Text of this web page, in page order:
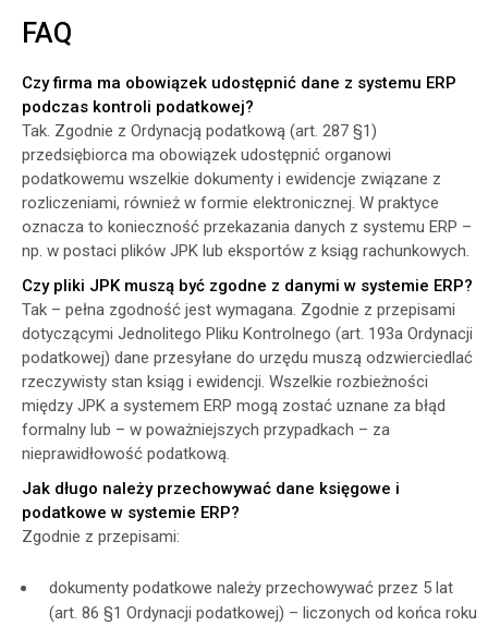
FAQ
Czy firma ma obowiązek udostępnić dane z systemu ERP
podczas kontroli podatkowej?
Tak. Zgodnie z Ordynacją podatkową (art. 287 §1)
przedsiębiorca ma obowiązek udostępnić organowi
podatkowemu wszelkie dokumenty i ewidencje związane z
rozliczeniami, również w formie elektronicznej. W praktyce
oznacza to konieczność przekazania danych z systemu ERP –
np. w postaci plików JPK lub eksportów z ksiąg rachunkowych.
Czy pliki JPK muszą być zgodne z danymi w systemie ERP?
Tak – pełna zgodność jest wymagana. Zgodnie z przepisami
dotyczącymi Jednolitego Pliku Kontrolnego (art. 193a Ordynacji
podatkowej) dane przesyłane do urzędu muszą odzwierciedlać
rzeczywisty stan ksiąg i ewidencji. Wszelkie rozbieżności
między JPK a systemem ERP mogą zostać uznane za błąd
formalny lub – w poważniejszych przypadkach – za
nieprawidłowość podatkową.
Jak długo należy przechowywać dane księgowe i
podatkowe w systemie ERP?
Zgodnie z przepisami:
dokumenty podatkowe należy przechowywać przez 5 lat
(art. 86 §1 Ordynacji podatkowej) – liczonych od końca roku